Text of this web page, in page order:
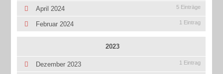
April 2024 5 Einträge
Februar 2024 1 Eintrag
2023
Dezember 2023 1 Eintrag